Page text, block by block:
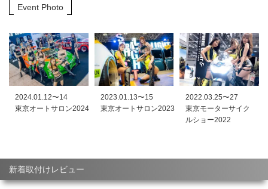
Event Photo
2024.01.12〜14
東京オートサロン2024
2023.01.13〜15
東京オートサロン2023
2022.03.25〜27
東京モーターサイク
ルショー2022
新着取付けレビュー